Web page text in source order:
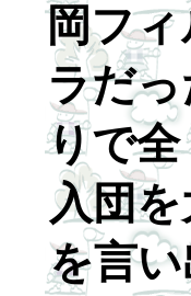
岡フ
ラだ
りで
入団
を言